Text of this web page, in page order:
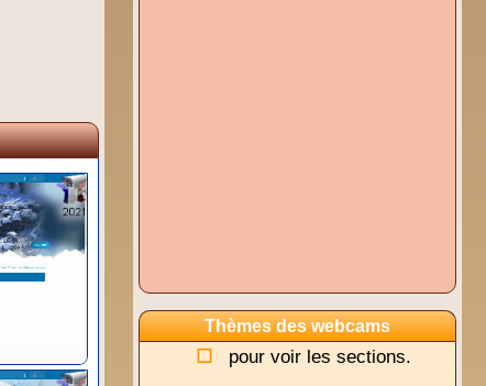
Thèmes des webcams
pour voir les sections.